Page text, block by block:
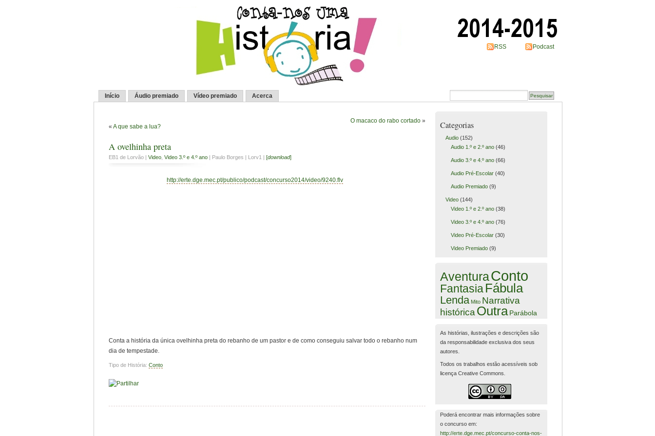
RSS Podcast
Início Áudio premiado Vídeo premiado Acerca
« A que sabe a lua?
O macaco do rabo cortado »
A ovelhinha preta
EB1 de Lorvão | Video Video 3.º e 4.º ano | Paulo Borges | Lorv1 | [download]
http://erte.dge.mec.pt/publico/podcast/concurso2014/video/9240.flv
Conta a história da única ovelhinha preta do rebanho de um pastor e de como conseguiu salvar todo o rebanho num
dia de tempestade.
Tipo de História: Conto
Categorias
Audio(152)
Audio 1.º e 2.º ano(46)
Audio 3.º e 4.º ano(66)
Audio Pré-Escolar(40)
Audio Premiado(9)
Video(144)
Video 1.º e 2.º ano(38)
Video 3.º e 4.º ano(76)
Video Pré-Escolar(30)
Video Premiado(9)
AventuraConto
FantasiaFábula
Lenda Mito Narrativa
históricaOutra Parábola
As histórias, ilustrações e descrições são
da responsabilidade exclusiva dos seus
autores.
Todos os trabalhos estão acessíveis sob
licença Creative Commons.
Poderá encontrar mais informações sobre
o concurso em:
http://erte.dge.mec.pt/concurso-conta-nos-